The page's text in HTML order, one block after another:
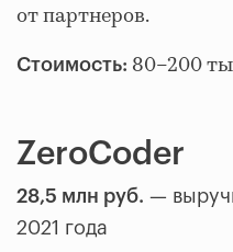
от партнеров.
Стоимость: 80–200
ZeroCoder
28,5 млн руб. —
2021 года